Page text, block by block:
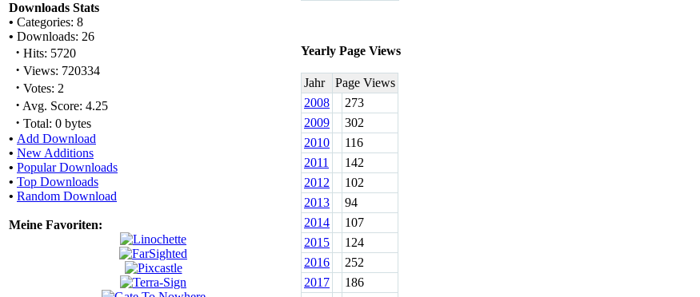
Downloads Stats
• Categories: 8
• Downloads: 26
· Hits: 5720
· Views: 720334
· Votes: 2
· Avg. Score: 4.25
· Total: 0 bytes
• Add Download
• New Additions
• Popular Downloads
• Top Downloads
• Random Download
Meine Favoriten:
Yearly Page Views
Jahr
Page Views
2008
273
2009
302
2010
116
2011
142
2012
102
2013
94
2014
107
2015
124
2016
252
2017
186